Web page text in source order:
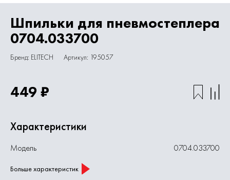
Шпильки для пневмостеплера
0704.033700
Бренд: ELITECH Артикул: 195057
449 ₽
Характеристики
Модель 0704.033700
Больше характеристик